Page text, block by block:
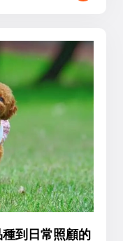
到日常照顧的